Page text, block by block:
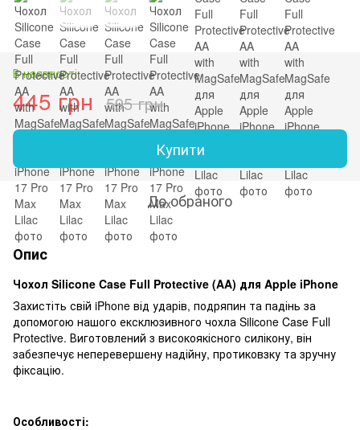
В наявності
445 грн 595 грн
Купити
До обраного
Опис
Чохол Silicone Case Full Protective (AA) для Apple iPhone
Захистіть свій iPhone від ударів, подряпин та падінь за
допомогою нашого ексклюзивного чохла Silicone Case Full
Protective. Виготовлений з високоякісного силікону, він
забезпечує неперевершену надійну, протиковзку та зручну
фіксацію.
Особливості: